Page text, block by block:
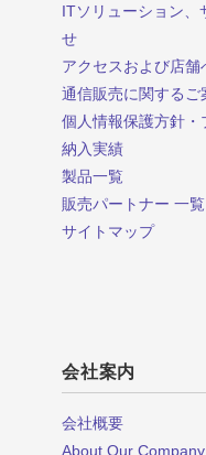
ITソリューション、
せ
アクセスおよび店舗
通信販売に関するご
個人情報保護方針・
納入実績
製品一覧
販売パートナー 一覧
サイトマップ
会社案内
会社概要
About Our Company